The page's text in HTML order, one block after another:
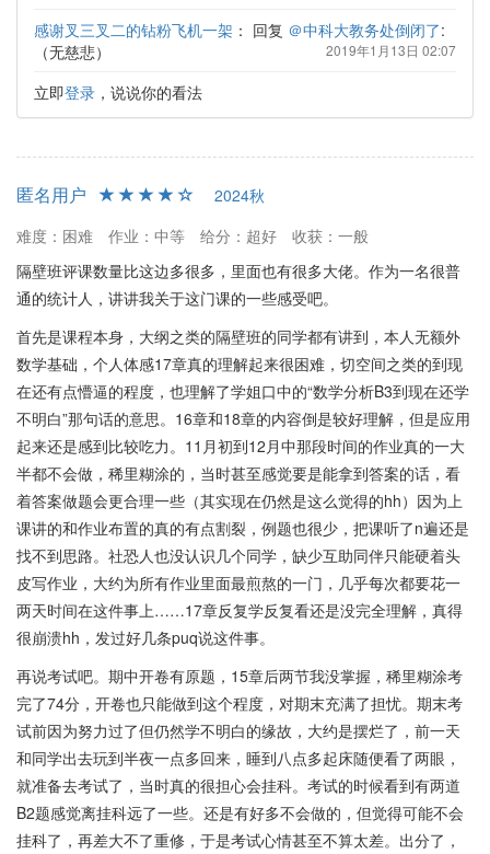
感谢叉三叉二的钻粉飞机一架 ： 回复 ＠中科大教务处倒闭了:
（无慈悲）
2019年1月13日 02:07
立即登录 ，说说你的看法
匿名用户
2024秋
难度：困难
作业：中等 给分：超好
收获：一般
隔壁班评课数量比这边多很多，里面也有很多大佬。作为一名很普
通的统计人，讲讲我关于这门课的一些感受吧。
首先是课程本身，大纲之类的隔壁班的同学都有讲到，本人无额外
数学基础，个人体感17章真的理解起来很困难，切空间之类的到现
在还有点懵逼的程度，也理解了学姐口中的“数学分析B3到现在还学
不明白”那句话的意思。16章和18章的内容倒是较好理解，但是应用
起来还是感到比较吃力。11月初到12月中那段时间的作业真的一大
半都不会做，稀里糊涂的，当时甚至感觉要是能拿到答案的话，看
着答案做题会更合理一些（其实现在仍然是这么觉得的hh）因为上
课讲的和作业布置的真的有点割裂，例题也很少，把课听了n遍还是
找不到思路。社恐人也没认识几个同学，缺少互助同伴只能硬着头
皮写作业，大约为所有作业里面最煎熬的一门，几乎每次都要花一
两天时间在这件事上……17章反复学反复看还是没完全理解，真得
很崩溃hh，发过好几条puq说这件事。
再说考试吧。期中开卷有原题，15章后两节我没掌握，稀里糊涂考
完了74分，开卷也只能做到这个程度，对期末充满了担忧。期末考
试前因为努力过了但仍然学不明白的缘故，大约是摆烂了，前一天
和同学出去玩到半夜一点多回来，睡到八点多起床随便看了两眼，
就准备去考试了，当时真的很担心会挂科。考试的时候看到有两道
B2题感觉离挂科远了一些。还是有好多不会做的，但觉得可能不会
挂科了，再差大不了重修，于是考试心情甚至不算太差。出分了，